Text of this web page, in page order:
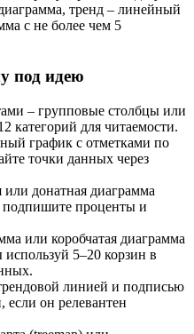
тренд – линейный
с не более чем 5
под идею
– групповые столбцы или
категорий для читаемости.
график с отметками по
точки данных через
или донатная диаграмма
подпишите проценты и
или коробчатая диаграмма
5–20 корзин в
линией и подписью
если он релевантен